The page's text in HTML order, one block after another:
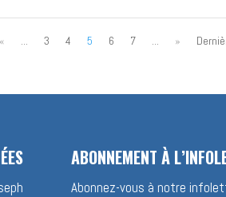
« ... 3 4 5 6 7 ... »
ABONNEMENT À
Abonnez-vous à notre